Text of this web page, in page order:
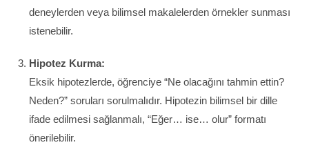
deneylerden veya bilimsel makalelerden örnekler sunması
istenebilir.
Hipotez Kurma:
Eksik hipotezlerde, öğrenciye “Ne olacağını tahmin ettin?
Neden?” soruları sorulmalıdır. Hipotezin bilimsel bir dille
ifade edilmesi sağlanmalı, “Eğer… ise… olur” formatı
önerilebilir.